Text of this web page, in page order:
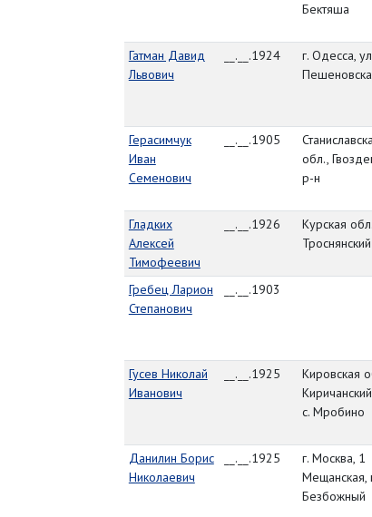
Бектяша
Гатман Давид
Львович
__.__.1924
г. Одесса,
Герасимчук
Иван
Семенович
__.__.1905
обл.,
р-н
Гладких
Алексей
Тимофеевич
__.__.1926
Курская
Гребец Ларион
Степанович
__.__.1903
Гусев Николай
Иванович
__.__.1925
Кировская
с. Мробино
Данилин Борис
Николаевич
__.__.1925
г. Москва, 1
Мещанская,
Безбожный